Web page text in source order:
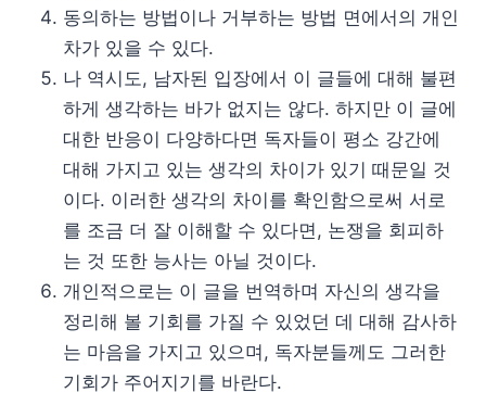
동의하는 방법이나 거부하는 방법 면에서의 개인
차가 있을 수 있다.
나 역시도, 남자된 입장에서 이 글들에 대해 불편
하게 생각하는 바가 없지는 않다. 하지만 이 글에
대한 반응이 다양하다면 독자들이 평소 강간에
대해 가지고 있는 생각의 차이가 있기 때문일 것
이다. 이러한 생각의 차이를 확인함으로써 서로
를 조금 더 잘 이해할 수 있다면, 논쟁을 회피하
는 것 또한 능사는 아닐 것이다.
개인적으로는 이 글을 번역하며 자신의 생각을
정리해 볼 기회를 가질 수 있었던 데 대해 감사하
는 마음을 가지고 있으며, 독자분들께도 그러한
기회가 주어지기를 바란다.